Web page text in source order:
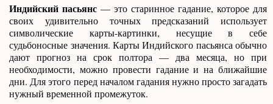
Индийский пасьянс — это старинное гадание, которое для
своих удивительно точных предсказаний использует
символические карты-картинки, несущие в себе
судьбоносные значения. Карты Индийского пасьянса обычно
дают прогноз на срок полтора — два месяца, но при
необходимости, можно провести гадание и на ближайшие
дни. Для этого перед началом гадания нужно просто загадать
нужный временной промежуток.